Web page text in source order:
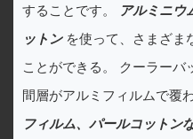
することです。 アルミニウ
ットンを使って、さまざま
ことができる。 クーラーバ
間層がアルミフィルムで覆
フィルム、パールコットン